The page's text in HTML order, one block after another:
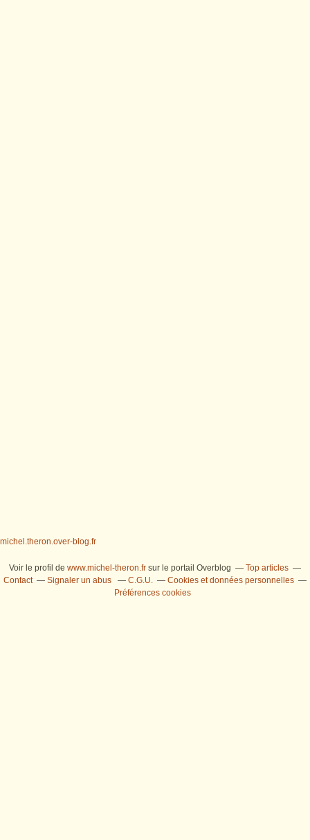
michel.theron.over-blog.fr
Voir le profil de www.michel-theron.fr sur le portail Overblog
Top articles
Contact
Signaler un abus C.G.U.
Cookies et données personnelles
Préférences cookies